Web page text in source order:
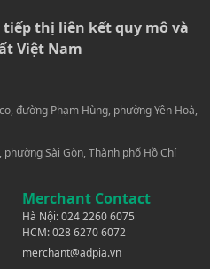
tiếp thị liên kết quy mô và
Việt Nam
đường Phạm Hùng, phường Yên Hoà,
Sài Gòn, Thành phố Hồ Chí
Merchant Contact
Hà Nội:024 2260 6075
HCM:028 6270 6072
merchant@adpia.vn